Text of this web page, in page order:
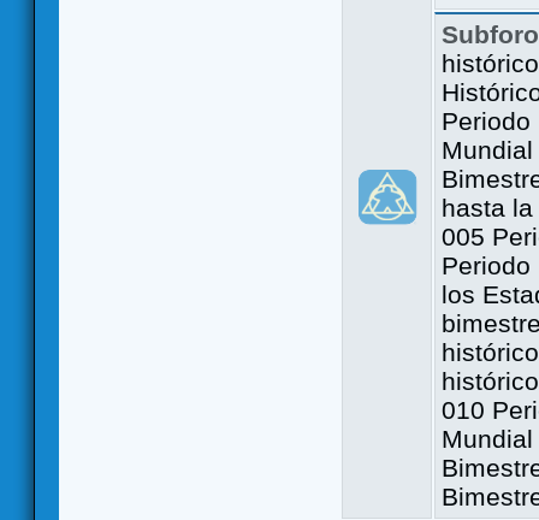
Periodo
hasta
005
Periodo
los
010